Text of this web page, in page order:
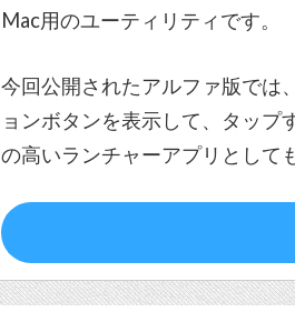
Mac用のユーティリティです。
今回公開されたアルファ版では
ョンボタンを表示して、タップ
の高いランチャーアプリとして